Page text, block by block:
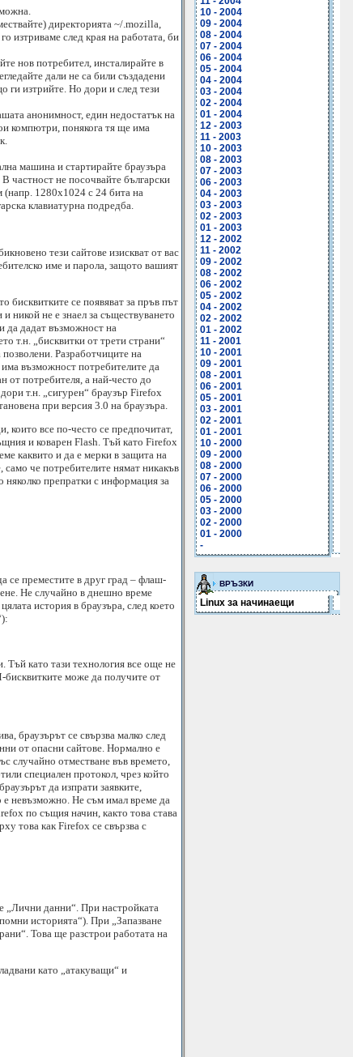
директорията ~/.mozilla,
изтриваме след края на работата, би
нов потребител, инсталирайте в
дали не са били създадени
ги изтрийте. Но дори и след тези
анонимност, един недостатък на
компютри, понякога тя ще има
машина и стартирайте браузъра
частност не посочвайте български
(напр. 1280x1024 с 24 бита на
клавиатурна подредба.
тези сайтове изискват от вас
име и парола, защото вашият
бисквитките се появяват за пръв път
никой не е знаел за съществуването
да дадат възможност на
т.н. „бисквитки от трети страни“
Разработчиците на
възможност потребителите да
от потребителя, а най-често до
т.н. „сигурен“ браузър Firefox
при версия 3.0 на браузъра.
които все по-често се предпочитат,
и коварен Flash. Тъй като Firefox
каквито и да е мерки в защита на
само че потребителите нямат никакъв
няколко препратки с информация за
се преместите в друг град – флаш-
Не случайно в днешно време
история в браузъра, след което
Тъй като тази технология все още не
бисквитките може да получите от
браузърът се свързва малко след
от опасни сайтове. Нормално е
случайно отместване във времето,
специален протокол, чрез който
да изпрати заявките,
е невъзможно. Не съм имал време да
по същия начин, както това става
това как Firefox се свързва с
„Лични данни“. При настройката
историята“). При „Запазване
Това ще разстрои работата на
като „атакуващи“ и
10 - 2004
09 - 2004
08 - 2004
07 - 2004
06 - 2004
05 - 2004
04 - 2004
03 - 2004
02 - 2004
01 - 2004
12 - 2003
11 - 2003
10 - 2003
08 - 2003
07 - 2003
06 - 2003
04 - 2003
03 - 2003
02 - 2003
01 - 2003
12 - 2002
11 - 2002
09 - 2002
08 - 2002
06 - 2002
05 - 2002
04 - 2002
02 - 2002
01 - 2002
11 - 2001
10 - 2001
09 - 2001
08 - 2001
06 - 2001
05 - 2001
03 - 2001
02 - 2001
01 - 2001
10 - 2000
09 - 2000
08 - 2000
07 - 2000
06 - 2000
05 - 2000
03 - 2000
02 - 2000
01 - 2000
-
ВРЪЗКИ
Linux за начинаещи